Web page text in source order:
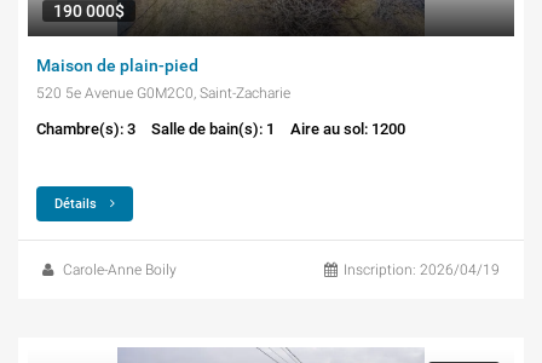
190 000$
Maison de plain-pied
520 5e Avenue G0M2C0, Saint-Zacharie
Chambre(s): 3 Salle de bain(s): 1 Aire au sol: 1200
Détails
Carole-Anne Boily Inscription: 2026/04/19